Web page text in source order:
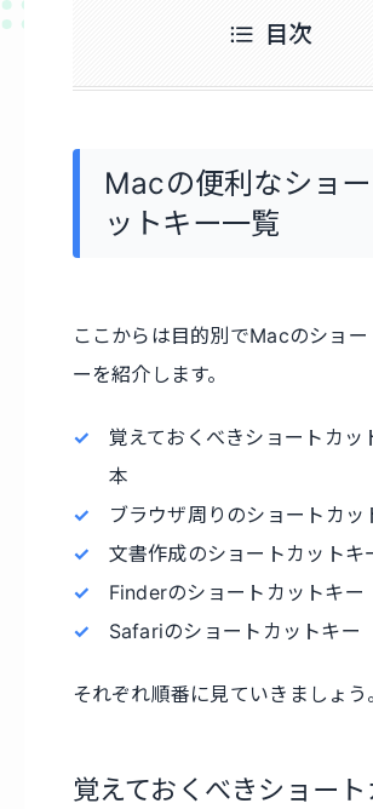
目次
Macの便利なショ
ットキー一覧
ここからは目的別でMacのショ
ーを紹介します。
覚えておくべきショートカッ
本
ブラウザ周りのショートカッ
文書作成のショートカットキ
Finderのショートカットキー
Safariのショートカットキー
それぞれ順番に見ていきましょう
覚えておくべきショート